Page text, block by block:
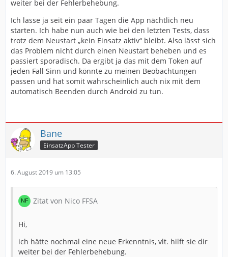
weiter bei der Fehlerbehebung.
Ich lasse ja seit ein paar Tagen die App nächtlich neu
starten. Ich habe nun auch wie bei den letzten Tests, dass
trotz dem Neustart „kein Einsatz aktiv“ bleibt. Also lässt sich
das Problem nicht durch einen Neustart beheben und es
passiert sporadisch. Da ergibt ja das mit dem Token auf
jeden Fall Sinn und könnte zu meinen Beobachtungen
passen und hat somit wahrscheinlich auch nix mit dem
automatisch Beenden durch Android zu tun.
Bane
EinsatzApp Tester
6. August 2019 um 13:05
Zitat von Nico FFSA
Hi,
ich hätte nochmal eine neue Erkenntnis, vlt. hilft sie dir
weiter bei der Fehlerbehebung.